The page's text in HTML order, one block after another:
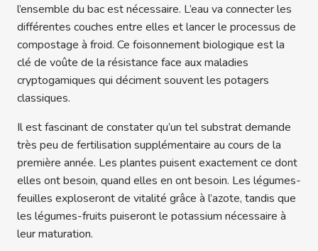
l’ensemble du bac est nécessaire. L’eau va connecter les
différentes couches entre elles et lancer le processus de
compostage à froid. Ce foisonnement biologique est la
clé de voûte de la résistance face aux maladies
cryptogamiques qui déciment souvent les potagers
classiques.
Il est fascinant de constater qu’un tel substrat demande
très peu de fertilisation supplémentaire au cours de la
première année. Les plantes puisent exactement ce dont
elles ont besoin, quand elles en ont besoin. Les légumes-
feuilles exploseront de vitalité grâce à l’azote, tandis que
les légumes-fruits puiseront le potassium nécessaire à
leur maturation.